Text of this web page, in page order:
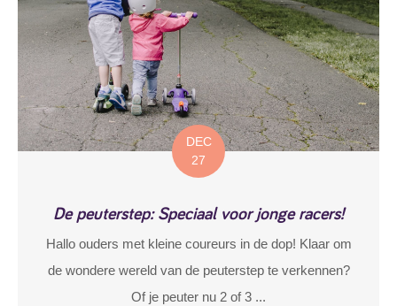
DEC
27
De peuterstep: Speciaal voor jonge racers!
Hallo ouders met kleine coureurs in de dop! Klaar om
de wondere wereld van de peuterstep te verkennen?
Of je peuter nu 2 of 3 ...